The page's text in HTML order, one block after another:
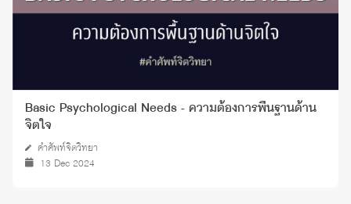
Basic Psychological Needs - ความต้องการพื้นฐานด้าน
จิตใจ
คำศัพท์จิตวิทยา
13 Dec 2024